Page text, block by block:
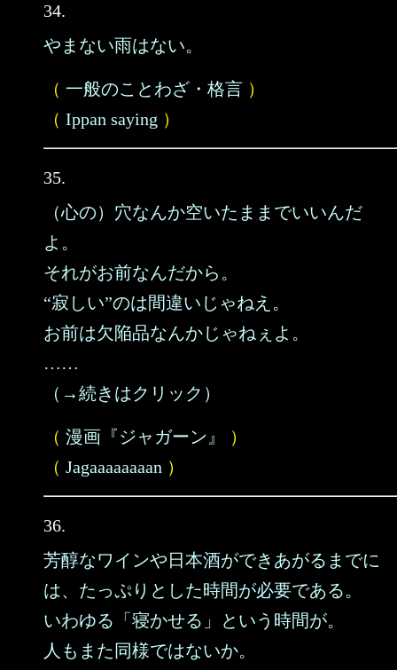
34.
やまない雨はない。
（ 一般のことわざ・格言 ）
（ Ippan saying ）
35.
（心の）穴なんか空いたままでいいんだ
よ。
それがお前なんだから。
“寂しい”のは間違いじゃねえ。
お前は欠陥品なんかじゃねぇよ。
……
（→続きはクリック）
（ 漫画『ジャガーン』
）
（ Jagaaaaaaaan ）
36.
芳醇なワインや日本酒ができあがるまでに
は、たっぷりとした時間が必要である。
いわゆる「寝かせる」という時間が。
人もまた同様ではないか。